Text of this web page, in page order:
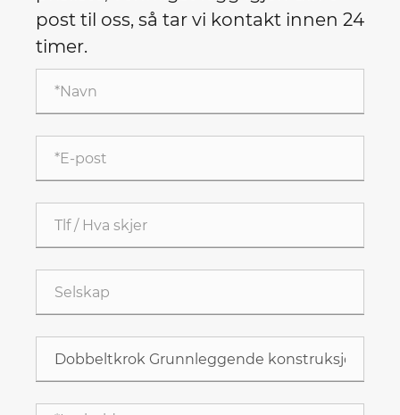
post til oss, så tar vi kontakt innen 24
timer.